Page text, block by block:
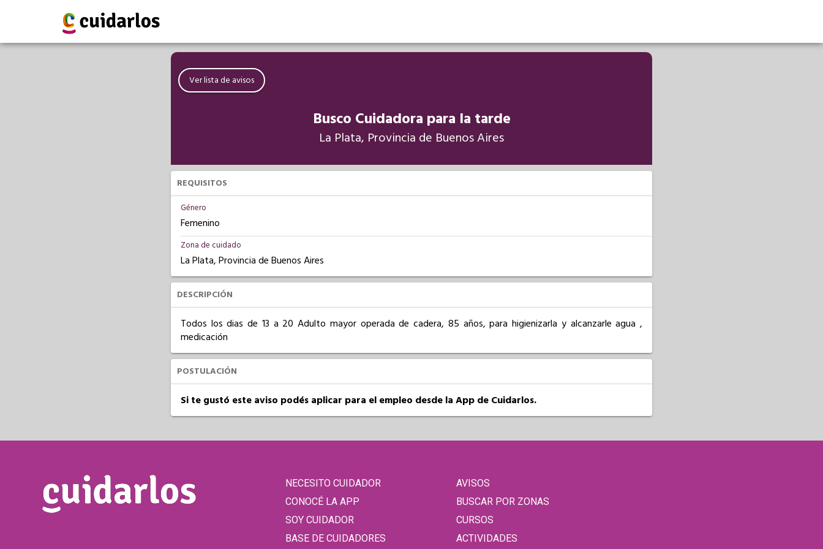
Ver lista de avisos
Busco Cuidadora para la tarde
La Plata, Provincia de Buenos Aires
REQUISITOS
Género
Femenino
Zona de cuidado
La Plata, Provincia de Buenos Aires
DESCRIPCIÓN
Todos los dias de 13 a 20 Adulto mayor operada de cadera, 85 años, para higienizarla y alcanzarle agua ,
medicación
POSTULACIÓN
Si te gustó este aviso podés aplicar para el empleo desde la App de Cuidarlos.
NECESITO CUIDADOR
CONOCÉ LA APP
SOY CUIDADOR
BASE DE CUIDADORES
AVISOS
BUSCAR POR ZONAS
CURSOS
ACTIVIDADES